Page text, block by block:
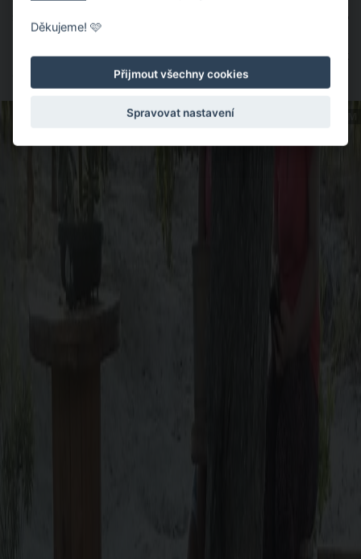
nepotřebnému odpadu věnoval ke skladování dokonce jednu
místnost svého domu. Aby ne. Ze starých pneumatik pak
dokáže následně vytvořit dokonalé dílo.
ZDROJ: BOREDPANDA.COM
Děkujeme! 🩷
Přijmout všechny cookies
Spravovat nastavení